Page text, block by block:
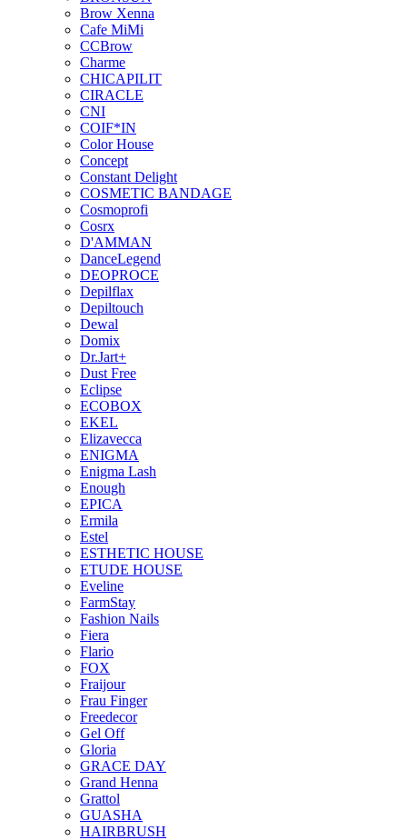
Brow Xenna
Cafe MiMi
CCBrow
Charme
CHICAPILIT
CIRACLE
CNI
COIF*IN
Color House
Concept
Constant Delight
COSMETIC BANDAGE
Cosmoprofi
Cosrx
D'AMMAN
DanceLegend
DEOPROCE
Depilflax
Depiltouch
Dewal
Domix
Dr.Jart+
Dust Free
Eclipse
ECOBOX
EKEL
Elizavecca
ENIGMA
Enigma Lash
Enough
EPICA
Ermila
Estel
ESTHETIC HOUSE
ETUDE HOUSE
Eveline
FarmStay
Fashion Nails
Fiera
Flario
FOX
Fraijour
Frau Finger
Freedecor
Gel Off
Gloria
GRACE DAY
Grand Henna
Grattol
GUASHA
HAIRBRUSH